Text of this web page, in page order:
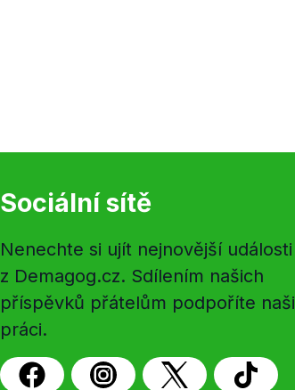
Sociální sítě
Nenechte si ujít nejnovější události
z Demagog.cz. Sdílením našich
příspěvků přátelům podpoříte naši
práci.